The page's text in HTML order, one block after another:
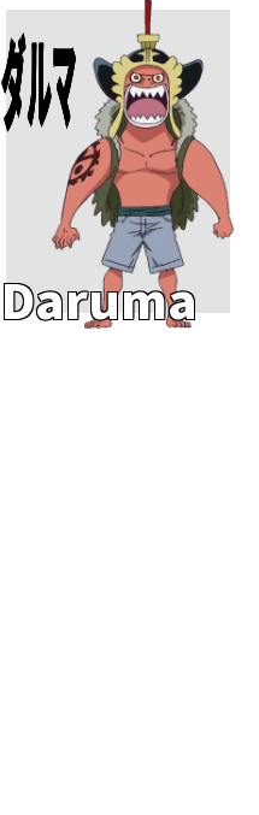
ダルマ
Daruma
Add To Cart